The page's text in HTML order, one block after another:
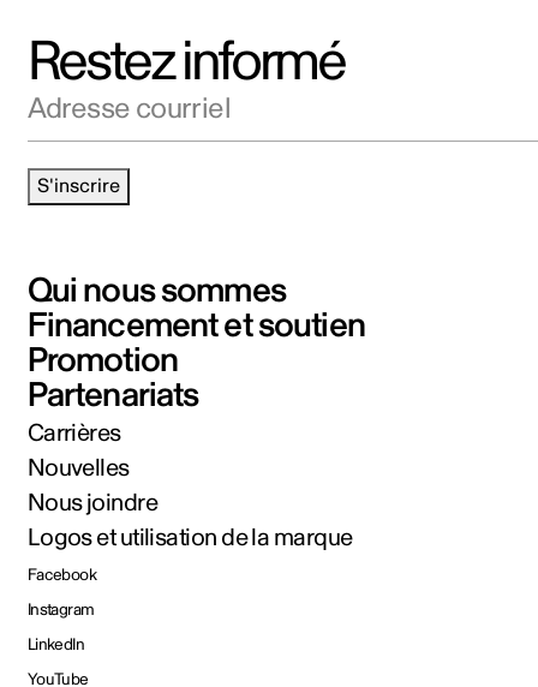
Restez informé
S'inscrire
Qui nous sommes
Financement et soutien
Promotion
Partenariats
Carrières
Nouvelles
Nous joindre
Logos et utilisation de la marque
Facebook
Instagram
LinkedIn
YouTube